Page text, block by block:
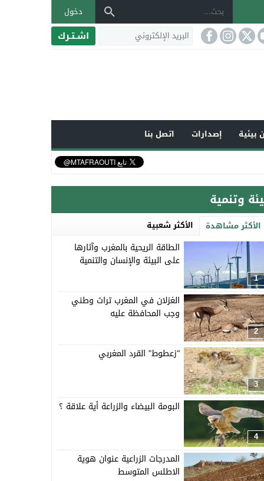
دخول
اشـتـرك
بيئية إصدارات اتصل بنا
وتنمية
الأكثر مشاهدة الأكثر شعبية
1
الطاقة الريحية بالمغرب وآثارها
على البيئة والإنسان والتنمية
2
الغزلان في المغرب تراث وطني
وجب المحافظة عليه
3
“زعطوط” القرد المغربي
4
البومة البيضاء والزراعة أية علاقة ؟
المدرجات الزراعية عنوان هوية
الاطلس المتوسط